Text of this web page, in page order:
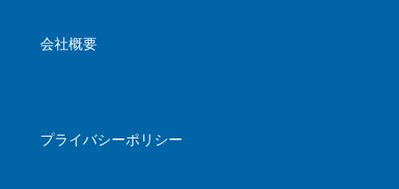
会社概要
プライバシーポリシー